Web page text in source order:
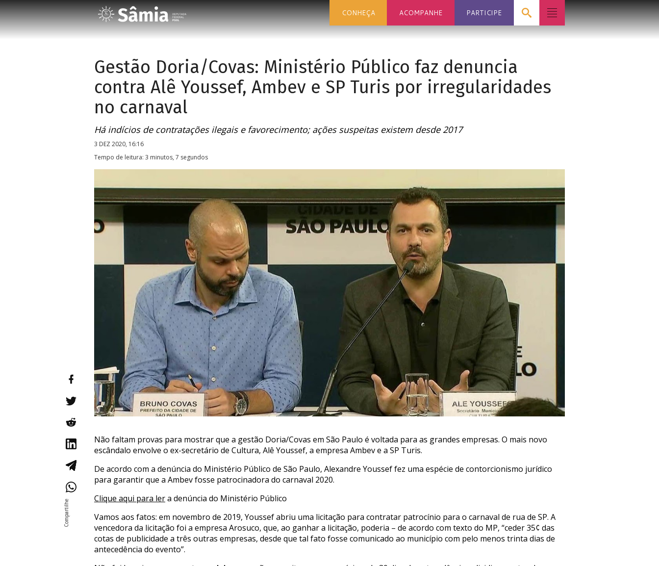
CONHEÇA ACOMPANHE PARTICIPE
Gestão Doria/Covas: Ministério Público faz denuncia
contra Alê Youssef, Ambev e SP Turis por irregularidades
no carnaval
Há indícios de contratações ilegais e favorecimento; ações suspeitas existem desde 2017
3 DEZ 2020, 16:16
Tempo de leitura: 3 minutos, 7 segundos
Não faltam provas para mostrar que a gestão Doria/Covas em São Paulo é voltada para as grandes empresas. O mais novo
escândalo envolve o ex-secretário de Cultura, Alê Youssef, a empresa Ambev e a SP Turis.
De acordo com a denúncia do Ministério Público de São Paulo, Alexandre Youssef fez uma espécie de contorcionismo jurídico
para garantir que a Ambev fosse patrocinadora do carnaval 2020.
Clique aqui para lera denúncia do Ministério Público
Vamos aos fatos: em novembro de 2019, Youssef abriu uma licitação para contratar patrocínio para o carnaval de rua de SP. A
vencedora da licitação foi a empresa Arosuco, que, ao ganhar a licitação, poderia – de acordo com texto do MP, “ceder 35¢ das
cotas de publicidade a três outras empresas, desde que tal fato fosse comunicado ao município com pelo menos trinta dias de
antecedência do evento”.